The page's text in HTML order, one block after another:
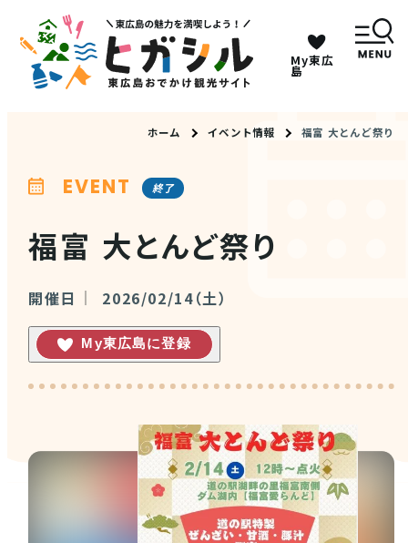
My東広
島
ホーム イベント情報 福富 大とんど祭り
EVENT 終了
福富 大とんど祭り
開催日 2026/02/14（土）
My東広島に登録
キーワードは2つまで、30文字以内で検索してくだ
さい。
メニュー
イベント情報
グルメ・特産品
店舗情報
体験・ガイド